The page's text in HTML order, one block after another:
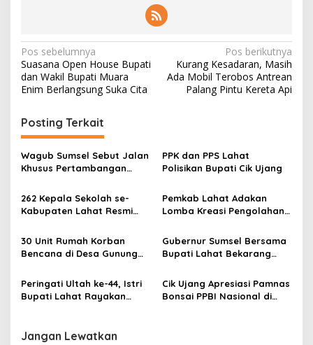
N
a
v
i
g
a
s
i
p
s
Pos sebelumnya
Suasana Open House Bupati
dan Wakil Bupati Muara
Enim Berlangsung Suka Cita
Pos berikutnya
Kurang Kesadaran, Masih
Ada Mobil Terobos Antrean
Palang Pintu Kereta Api
Posting Terkait
Wagub Sumsel Sebut Jalan
Khusus Pertambangan
Terkoneksi
PPK dan PPS Lahat
Polisikan Bupati Cik Ujang
262 Kepala Sekolah se-
Kabupaten Lahat Resmi
Pemkab Lahat Adakan
Lomba Kreasi Pengolahan
Non Terigu
30 Unit Rumah Korban
Bencana di Desa Gunung
Gubernur Sumsel Bersama
Bupati Lahat Bekarang
Larangan
Peringati Ultah ke-44, Istri
Bupati Lahat Rayakan
Cik Ujang Apresiasi Pamnas
Bonsai PPBI Nasional di
Jangan Lewatkan